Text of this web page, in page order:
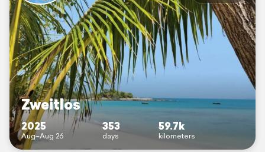
Zweitlos
2025
Aug–Aug 26
353
days
59.7k
kilometers